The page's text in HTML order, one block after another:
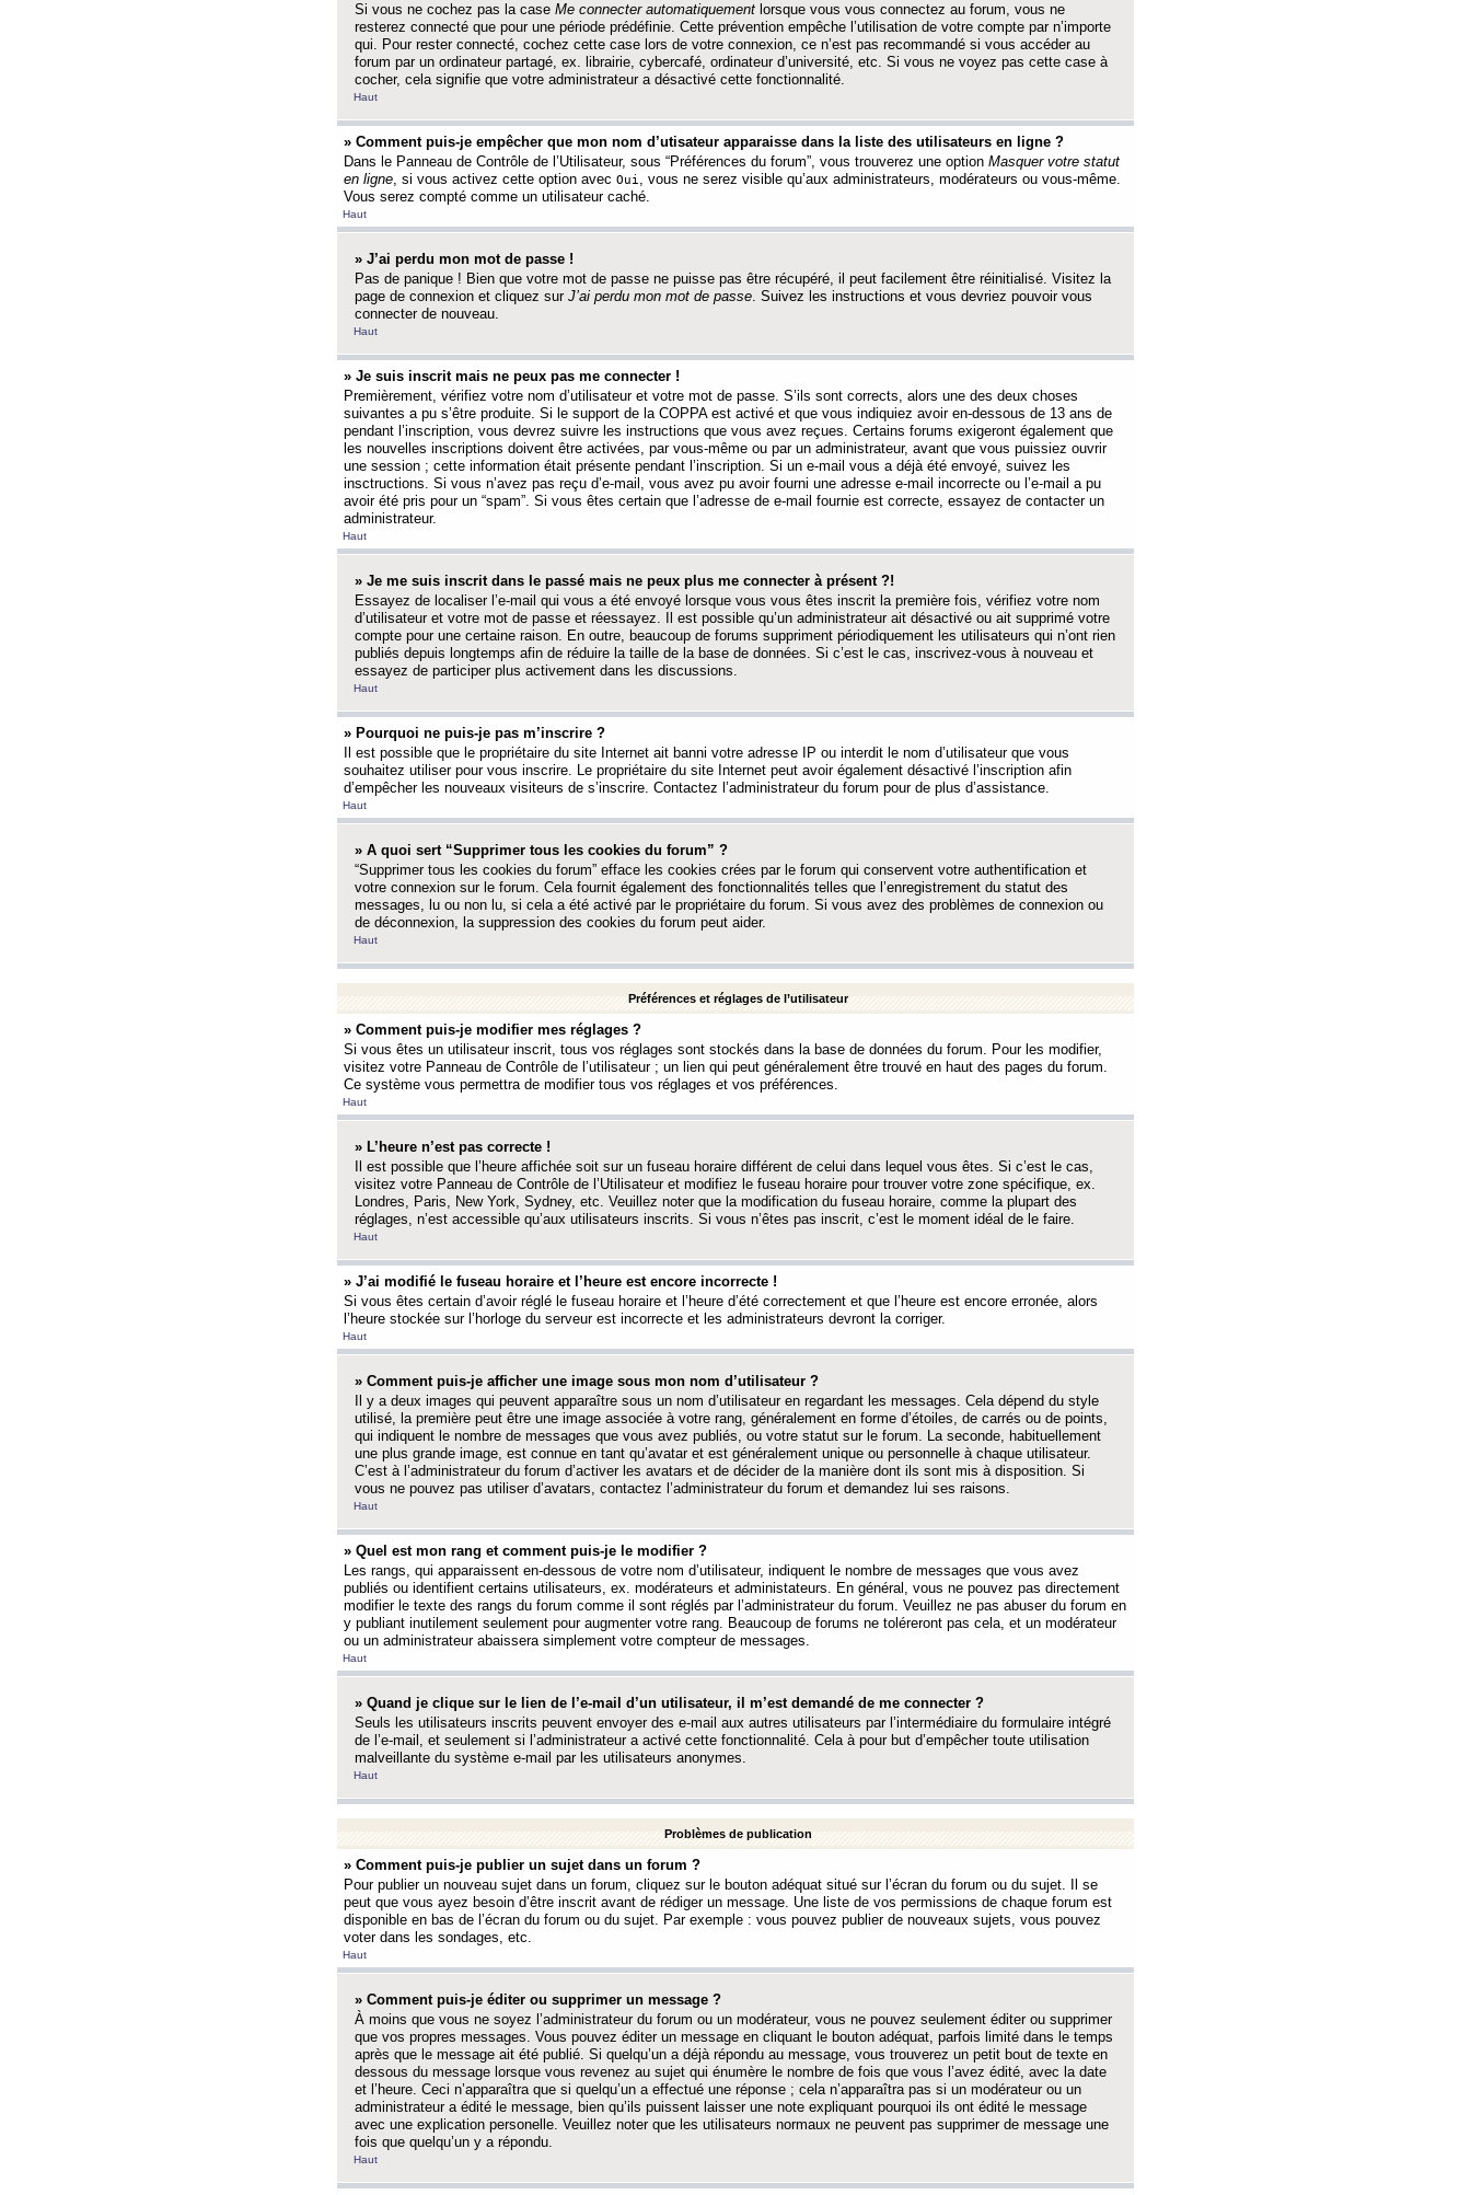
Si vous ne cochez pas la case Me connecter automatiquement lorsque vous vous connectez au forum, vous ne
resterez connecté que pour une période prédéfinie. Cette prévention empêche l’utilisation de votre compte par n’importe
qui. Pour rester connecté, cochez cette case lors de votre connexion, ce n’est pas recommandé si vous accéder au
forum par un ordinateur partagé, ex. librairie, cybercafé, ordinateur d’université, etc. Si vous ne voyez pas cette case à
cocher, cela signifie que votre administrateur a désactivé cette fonctionnalité.
Haut
» Comment puis-je empêcher que mon nom d’utisateur apparaisse dans la liste des utilisateurs en ligne ?
Dans le Panneau de Contrôle de l’Utilisateur, sous “Préférences du forum”, vous trouverez une option Masquer votre statut
en ligne, si vous activez cette option avec Oui , vous ne serez visible qu’aux administrateurs, modérateurs ou vous-même.
Vous serez compté comme un utilisateur caché.
Haut
» J’ai perdu mon mot de passe !
Pas de panique ! Bien que votre mot de passe ne puisse pas être récupéré, il peut facilement être réinitialisé. Visitez la
page de connexion et cliquez sur J’ai perdu mon mot de passe. Suivez les instructions et vous devriez pouvoir vous
connecter de nouveau.
Haut
» Je suis inscrit mais ne peux pas me connecter !
Premièrement, vérifiez votre nom d’utilisateur et votre mot de passe. S’ils sont corrects, alors une des deux choses
suivantes a pu s’être produite. Si le support de la COPPA est activé et que vous indiquiez avoir en-dessous de 13 ans de
pendant l’inscription, vous devrez suivre les instructions que vous avez reçues. Certains forums exigeront également que
les nouvelles inscriptions doivent être activées, par vous-même ou par un administrateur, avant que vous puissiez ouvrir
une session ; cette information était présente pendant l’inscription. Si un e-mail vous a déjà été envoyé, suivez les
insctructions. Si vous n’avez pas reçu d’e-mail, vous avez pu avoir fourni une adresse e-mail incorrecte ou l’e-mail a pu
avoir été pris pour un “spam”. Si vous êtes certain que l’adresse de e-mail fournie est correcte, essayez de contacter un
administrateur.
Haut
» Je me suis inscrit dans le passé mais ne peux plus me connecter à présent ?!
Essayez de localiser l’e-mail qui vous a été envoyé lorsque vous vous êtes inscrit la première fois, vérifiez votre nom
d’utilisateur et votre mot de passe et réessayez. Il est possible qu’un administrateur ait désactivé ou ait supprimé votre
compte pour une certaine raison. En outre, beaucoup de forums suppriment périodiquement les utilisateurs qui n’ont rien
publiés depuis longtemps afin de réduire la taille de la base de données. Si c’est le cas, inscrivez-vous à nouveau et
essayez de participer plus activement dans les discussions.
Haut
» Pourquoi ne puis-je pas m’inscrire ?
Il est possible que le propriétaire du site Internet ait banni votre adresse IP ou interdit le nom d’utilisateur que vous
souhaitez utiliser pour vous inscrire. Le propriétaire du site Internet peut avoir également désactivé l’inscription afin
d’empêcher les nouveaux visiteurs de s’inscrire. Contactez l’administrateur du forum pour de plus d’assistance.
Haut
» A quoi sert “Supprimer tous les cookies du forum” ?
“Supprimer tous les cookies du forum” efface les cookies crées par le forum qui conservent votre authentification et
votre connexion sur le forum. Cela fournit également des fonctionnalités telles que l’enregistrement du statut des
messages, lu ou non lu, si cela a été activé par le propriétaire du forum. Si vous avez des problèmes de connexion ou
de déconnexion, la suppression des cookies du forum peut aider.
Haut
Préférences et réglages de l’utilisateur
» Comment puis-je modifier mes réglages ?
Si vous êtes un utilisateur inscrit, tous vos réglages sont stockés dans la base de données du forum. Pour les modifier,
visitez votre Panneau de Contrôle de l’utilisateur ; un lien qui peut généralement être trouvé en haut des pages du forum.
Ce système vous permettra de modifier tous vos réglages et vos préférences.
Haut
» L’heure n’est pas correcte !
Il est possible que l’heure affichée soit sur un fuseau horaire différent de celui dans lequel vous êtes. Si c’est le cas,
visitez votre Panneau de Contrôle de l’Utilisateur et modifiez le fuseau horaire pour trouver votre zone spécifique, ex.
Londres, Paris, New York, Sydney, etc. Veuillez noter que la modification du fuseau horaire, comme la plupart des
réglages, n’est accessible qu’aux utilisateurs inscrits. Si vous n’êtes pas inscrit, c’est le moment idéal de le faire.
Haut
» J’ai modifié le fuseau horaire et l’heure est encore incorrecte !
Si vous êtes certain d’avoir réglé le fuseau horaire et l’heure d’été correctement et que l’heure est encore erronée, alors
l’heure stockée sur l’horloge du serveur est incorrecte et les administrateurs devront la corriger.
Haut
» Comment puis-je afficher une image sous mon nom d’utilisateur ?
Il y a deux images qui peuvent apparaître sous un nom d’utilisateur en regardant les messages. Cela dépend du style
utilisé, la première peut être une image associée à votre rang, généralement en forme d’étoiles, de carrés ou de points,
qui indiquent le nombre de messages que vous avez publiés, ou votre statut sur le forum. La seconde, habituellement
une plus grande image, est connue en tant qu’avatar et est généralement unique ou personnelle à chaque utilisateur.
C’est à l’administrateur du forum d’activer les avatars et de décider de la manière dont ils sont mis à disposition. Si
vous ne pouvez pas utiliser d’avatars, contactez l’administrateur du forum et demandez lui ses raisons.
Haut
» Quel est mon rang et comment puis-je le modifier ?
Les rangs, qui apparaissent en-dessous de votre nom d’utilisateur, indiquent le nombre de messages que vous avez
publiés ou identifient certains utilisateurs, ex. modérateurs et administateurs. En général, vous ne pouvez pas directement
modifier le texte des rangs du forum comme il sont réglés par l’administrateur du forum. Veuillez ne pas abuser du forum en
y publiant inutilement seulement pour augmenter votre rang. Beaucoup de forums ne toléreront pas cela, et un modérateur
ou un administrateur abaissera simplement votre compteur de messages.
Haut
» Quand je clique sur le lien de l’e-mail d’un utilisateur, il m’est demandé de me connecter ?
Seuls les utilisateurs inscrits peuvent envoyer des e-mail aux autres utilisateurs par l’intermédiaire du formulaire intégré
de l’e-mail, et seulement si l’administrateur a activé cette fonctionnalité. Cela à pour but d’empêcher toute utilisation
malveillante du système e-mail par les utilisateurs anonymes.
Haut
Problèmes de publication
» Comment puis-je publier un sujet dans un forum ?
Pour publier un nouveau sujet dans un forum, cliquez sur le bouton adéquat situé sur l’écran du forum ou du sujet. Il se
peut que vous ayez besoin d’être inscrit avant de rédiger un message. Une liste de vos permissions de chaque forum est
disponible en bas de l’écran du forum ou du sujet. Par exemple : vous pouvez publier de nouveaux sujets, vous pouvez
voter dans les sondages, etc.
Haut
» Comment puis-je éditer ou supprimer un message ?
À moins que vous ne soyez l’administrateur du forum ou un modérateur, vous ne pouvez seulement éditer ou supprimer
que vos propres messages. Vous pouvez éditer un message en cliquant le bouton adéquat, parfois limité dans le temps
après que le message ait été publié. Si quelqu’un a déjà répondu au message, vous trouverez un petit bout de texte en
dessous du message lorsque vous revenez au sujet qui énumère le nombre de fois que vous l’avez édité, avec la date
et l’heure. Ceci n’apparaîtra que si quelqu’un a effectué une réponse ; cela n’apparaîtra pas si un modérateur ou un
administrateur a édité le message, bien qu’ils puissent laisser une note expliquant pourquoi ils ont édité le message
avec une explication personelle. Veuillez noter que les utilisateurs normaux ne peuvent pas supprimer de message une
fois que quelqu’un y a répondu.
Haut